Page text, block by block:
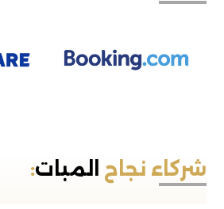
شركاء نجاح المبات: